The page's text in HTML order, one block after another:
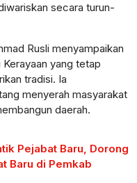
secara turun-
Rusli menyampaikan
yang tetap
tradisi. Ia
menyerah masyarakat
daerah.
Pejabat Baru, Dorong
Baru di Pemkab